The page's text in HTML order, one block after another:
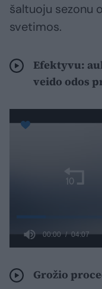
šaltuoju sezonu
svetimos.
Efektyvu:
veido odos
Grožio